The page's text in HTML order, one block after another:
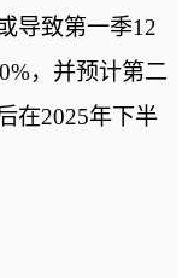
导致第一季12
，并预计第二
在2025年下半